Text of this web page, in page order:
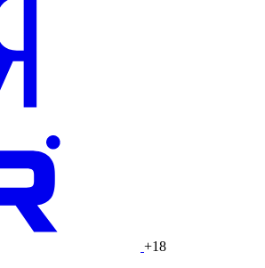
+18